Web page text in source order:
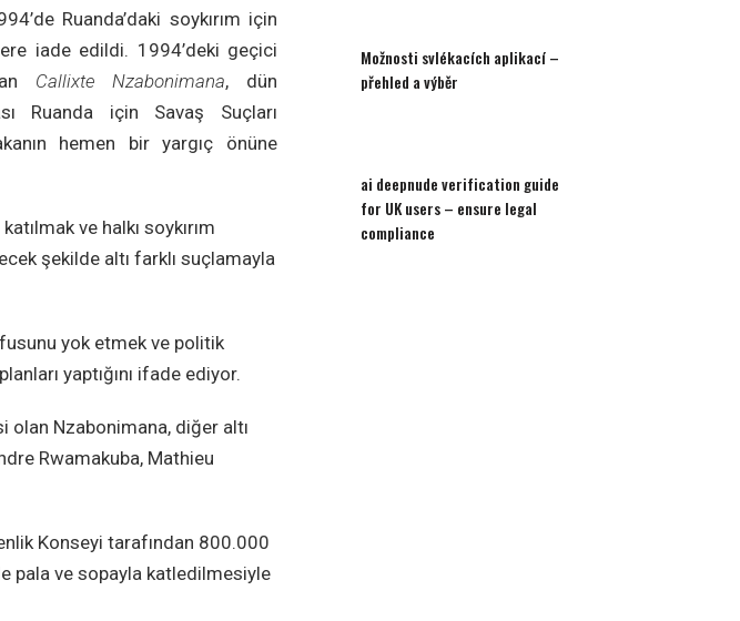
Ruanda’daki soykırım için
iade edildi. 1994’deki geçici
Callixte Nzabonimana, dün
Ruanda için Savaş Suçları
hemen bir yargıç önüne
ve halkı soykırım
şekilde altı farklı suçlamayla
yok etmek ve politik
yaptığını ifade ediyor.
olan Nzabonimana, diğer altı
Rwamakuba, Mathieu
Konseyi tarafından 800.000
pala ve sopayla katledilmesiyle
Možnosti svlékacích aplikací –
přehled a výběr
ai deepnude verification guide
for UK users – ensure legal
compliance